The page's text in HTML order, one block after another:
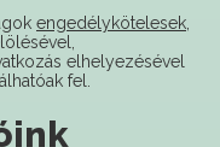
elhelyezésével
fel.